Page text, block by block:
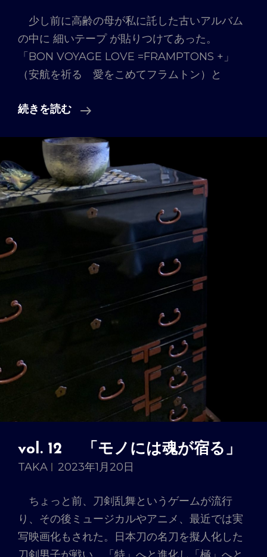
少し前に高齢の母が私に託した古いアルバム
の中に 細いテープ が貼りつけてあった。
「BON VOYAGE LOVE =FRAMPTONS +」
（安航を祈る 愛をこめてフラムトン）と
続きを読む
Vol.
「停
電
の
恩
vol. 12 「モノには魂が宿る」
TAKA 2023年1月20日
ちょっと前、刀剣乱舞というゲームが流行
り、その後ミュージカルやアニメ、最近では実
写映画化もされた。日本刀の名刀を擬人化した